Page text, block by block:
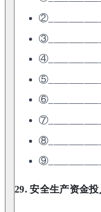
29. 安全生产资金投